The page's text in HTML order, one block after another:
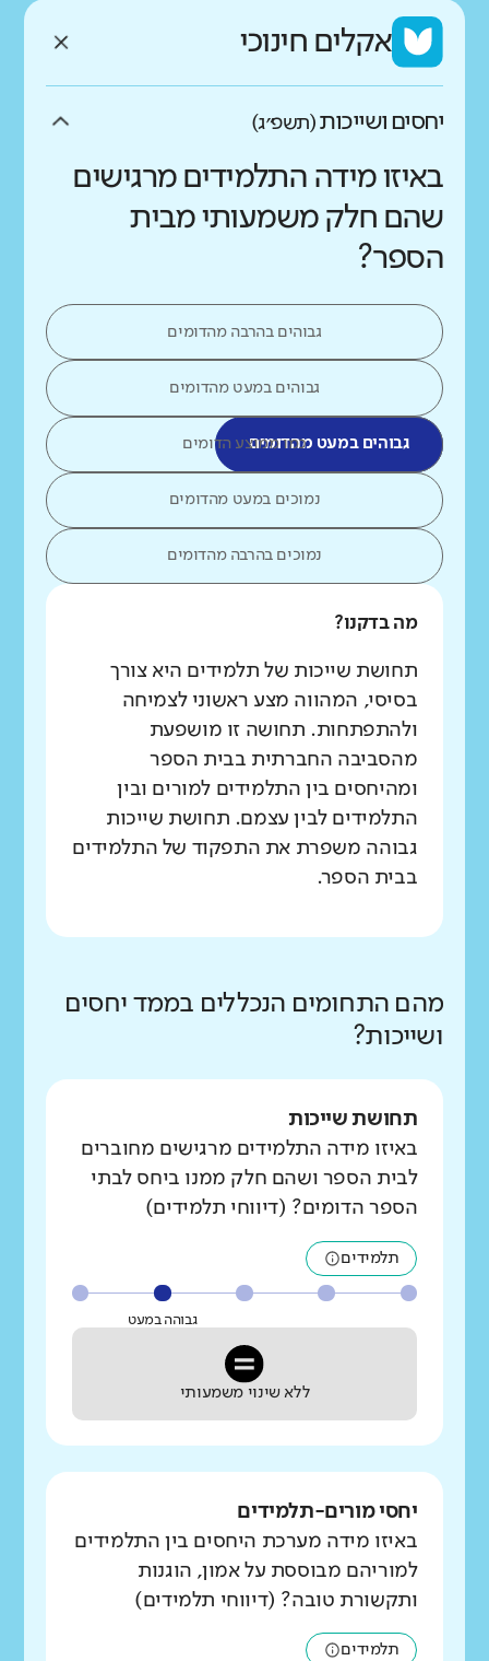
אקלים חינוכי
יחסים ושייכות(תשפ״ג)
באיזו מידה התלמידים מרגישים
שהם חלק משמעותי מבית
הספר?
גבוהים בהרבה מהדומים
גבוהים במעט מהדומים
גבוהים במעט מהדומיםכמו ממוצע הדומים
נמוכים במעט מהדומים
נמוכים בהרבה מהדומים
מה בדקנו?
תחושת שייכות של תלמידים היא צורך
בסיסי, המהווה מצע ראשוני לצמיחה
ולהתפתחות. תחושה זו מושפעת
מהסביבה החברתית בבית הספר
ומהיחסים בין התלמידים למורים ובין
התלמידים לבין עצמם. תחושת שייכות
גבוהה משפרת את התפקוד של התלמידים
בבית הספר.
מהם התחומים הנכללים בממד יחסים
ושייכות?
תחושת שייכות
באיזו מידה התלמידים מרגישים מחוברים
לבית הספר ושהם חלק ממנו ביחס לבתי
הספר הדומים? (דיווחי תלמידים)
תלמידים
גבוהה במעט
ללא שינוי משמעותי
יחסי מורים-תלמידים
באיזו מידה מערכת היחסים בין התלמידים
למוריהם מבוססת על אמון, הוגנות
ותקשורת טובה? (דיווחי תלמידים)
תלמידים